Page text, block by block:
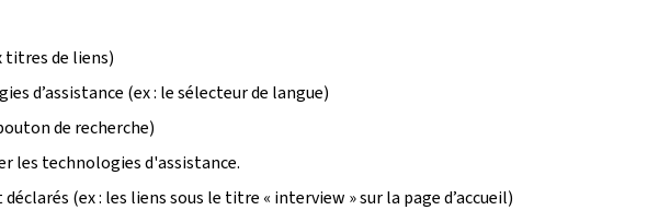
titres de liens)
d’assistance (ex : le sélecteur de langue)
de recherche)
les technologies d'assistance.
(ex : les liens sous le titre « interview » sur la page d’accueil)